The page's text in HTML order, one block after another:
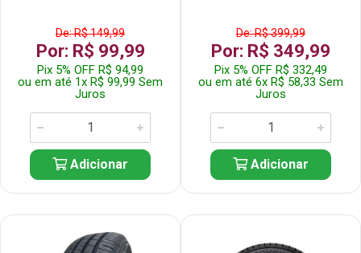
De: R$ 149,99
Por: R$ 99,99
Pix 5% OFF R$ 94,99
ou em até 1x R$ 99,99 Sem
Juros
Adicionar
De: R$ 399,99
Por: R$ 349,99
Pix 5% OFF R$ 332,49
ou em até 6x R$ 58,33 Sem
Juros
Adicionar